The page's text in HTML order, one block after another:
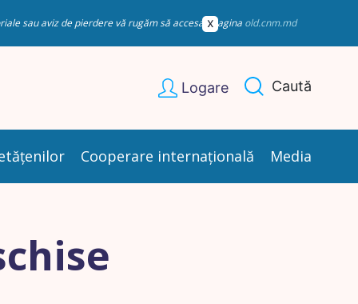
sau aviz de pierdere vă rugăm să accesați pagina old.cnm.md
Logare Caută
Cooperare internațională Media